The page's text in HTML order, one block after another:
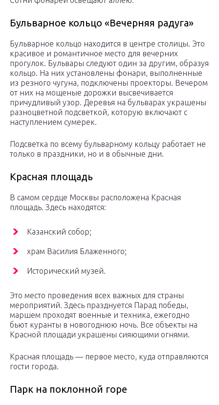
Бульварное кольцо «Вечерняя радуга»
Бульварное кольцо находится в центре столицы. Это
красивое и романтичное место для вечерних
прогулок. Бульвары следуют один за другим, образуя
кольцо. На них установлены фонари, выполненные
из резного чугуна, подключены проекторы. Вечером
от них на мощеные дорожки высвечивается
причудливый узор. Деревья на бульварах украшены
разноцветной подсветкой, которую включают с
наступлением сумерек.
Подсветка по всему бульварному кольцу работает не
только в праздники, но и в обычные дни.
Красная площадь
В самом сердце Москвы расположена Красная
площадь. Здесь находятся:
Казанский собор;
храм Василия Блаженного;
Исторический музей.
Это место проведения всех важных для страны
мероприятий. Здесь празднуется Парад победы,
маршем проходят военные и техника, ежегодно
бьют куранты в новогоднюю ночь. Все объекты на
Красной площади украшены сияющими огнями.
Красная площадь — первое место, куда отправляются
гости города.
Парк на поклонной горе